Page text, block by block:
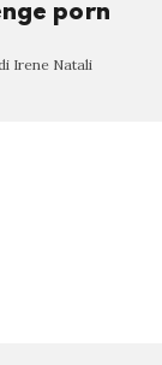
porn
Irene Natali